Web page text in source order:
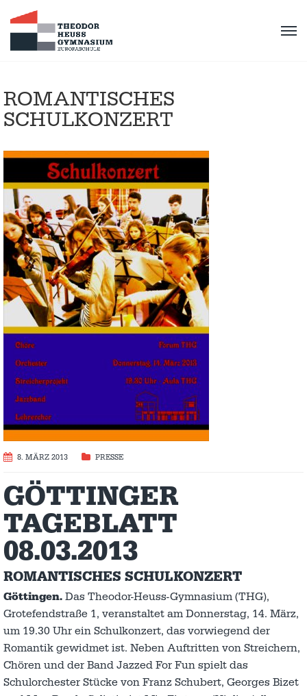
ROMANTISCHES
SCHULKONZERT
8. MÄRZ 2013 PRESSE
GÖTTINGER
TAGEBLATT
08.03.2013
ROMANTISCHES SCHULKONZERT
Göttingen. Das Theodor-Heuss-Gymnasium (THG),
Grotefendstraße 1, veranstaltet am Donnerstag, 14. März,
um 19.30 Uhr ein Schulkonzert, das vorwiegend der
Romantik gewidmet ist. Neben Auftritten von Streichern,
Chören und der Band Jazzed For Fun spielt das
Schulorchester Stücke von Franz Schubert, Georges Bizet